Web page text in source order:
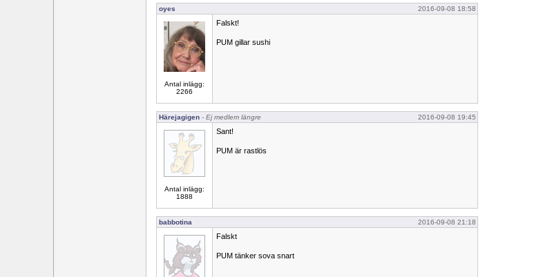
oyes 2016-09-08 18:58
Antal inlägg:
2266
Falskt!
PUM gillar sushi
Härejagigen - Ej medlem längre 2016-09-08 19:45
Antal inlägg:
1888
Sant!
PUM är rastlös
babbotina 2016-09-08 21:18
Falskt
PUM tänker sova snart